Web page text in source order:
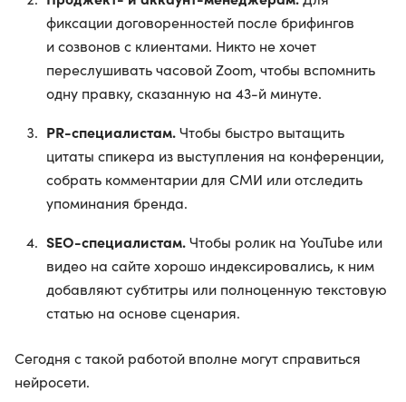
фиксации договоренностей после брифингов
и созвонов с клиентами. Никто не хочет
переслушивать часовой Zoom, чтобы вспомнить
одну правку, сказанную на 43-й минуте.
PR-специалистам.Чтобы быстро вытащить
цитаты спикера из выступления на конференции,
собрать комментарии для СМИ или отследить
упоминания бренда.
SEO-специалистам.Чтобы ролик на YouTube или
видео на сайте хорошо индексировались, к ним
добавляют субтитры или полноценную текстовую
статью на основе сценария.
Сегодня с такой работой вполне могут справиться
нейросети.